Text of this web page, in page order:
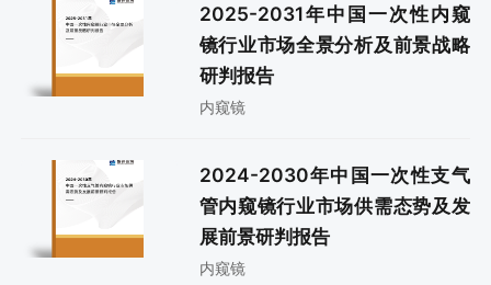
2025-2031年中国一次性内窥
镜行业市场全景分析及前景战略
研判报告
内窥镜
2024-2030年中国一次性支气
管内窥镜行业市场供需态势及发
展前景研判报告
内窥镜